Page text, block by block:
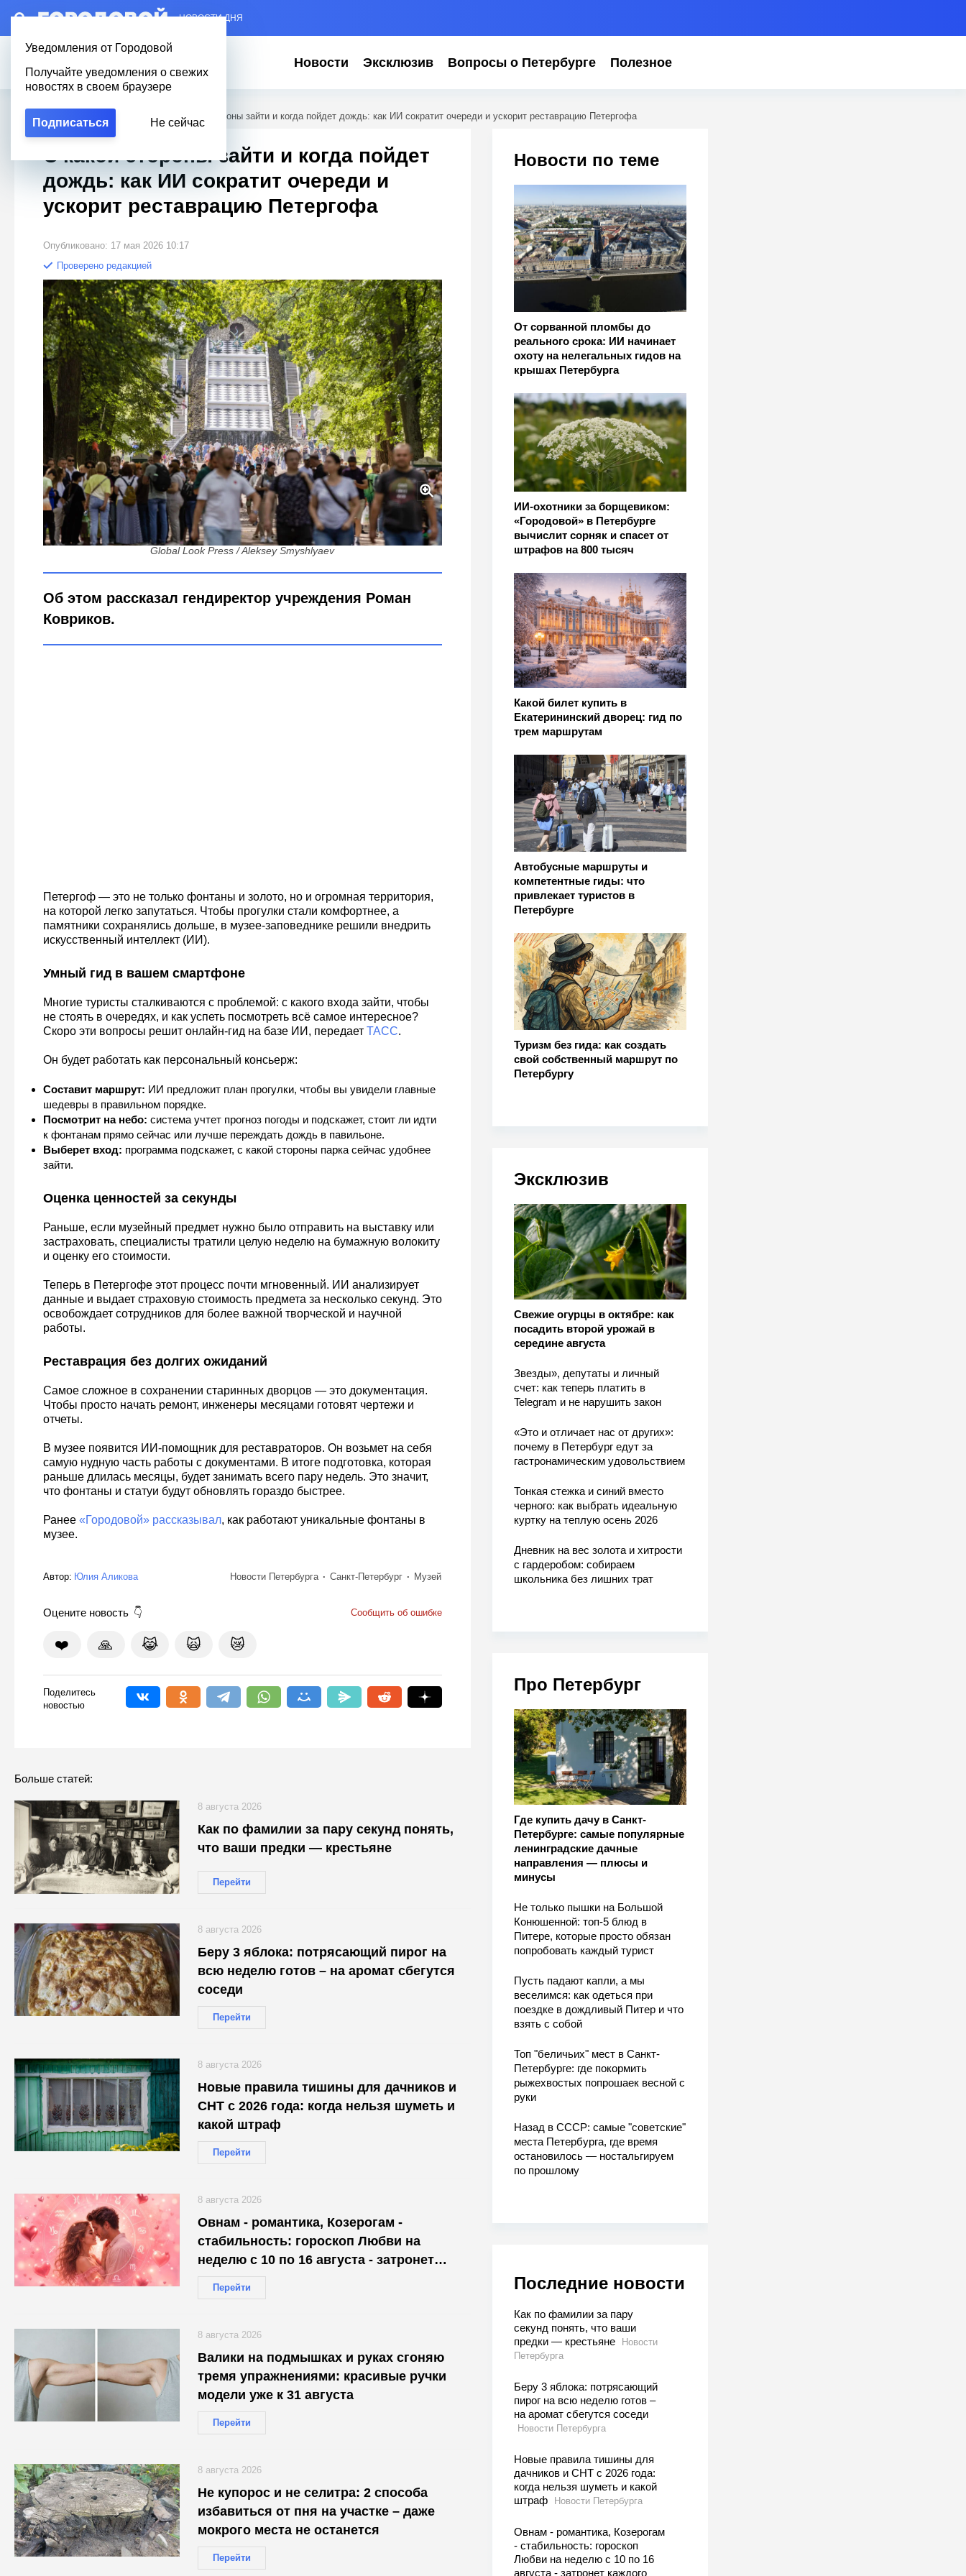
– НОВОСТИ ДНЯ
Уведомления от Городовой
Получайте уведомления о свежих
новостях в своем браузере
Подписаться Не сейчас
Новости Эксклюзив Вопросы о Петербурге Полезное
Городовой Новости Петербурга С какой стороны зайти и когда пойдет дождь: как ИИ сократит очереди и ускорит реставрацию Петергофа
Новости по теме
От сорванной пломбы до
реального срока: ИИ начинает
охоту на нелегальных гидов на
крышах Петербурга
ИИ-охотники за борщевиком:
«Городовой» в Петербурге
вычислит сорняк и спасет от
штрафов на 800 тысяч
Какой билет купить в
Екатерининский дворец: гид по
трем маршрутам
Автобусные маршруты и
компетентные гиды: что
привлекает туристов в
Петербурге
Туризм без гида: как создать
свой собственный маршрут по
Петербургу
Эксклюзив
Свежие огурцы в октябре: как
посадить второй урожай в
середине августа
Звезды», депутаты и личный
счет: как теперь платить в
Telegram и не нарушить закон
«Это и отличает нас от других»:
почему в Петербург едут за
гастронамическим удовольствием
Тонкая стежка и синий вместо
черного: как выбрать идеальную
куртку на теплую осень 2026
Дневник на вес золота и хитрости
с гардеробом: собираем
школьника без лишних трат
Про Петербург
Где купить дачу в Санкт-
Петербурге: самые популярные
ленинградские дачные
направления — плюсы и
минусы
Не только пышки на Большой
Конюшенной: топ-5 блюд в
Питере, которые просто обязан
попробовать каждый турист
Пусть падают капли, а мы
веселимся: как одеться при
поездке в дождливый Питер и что
взять с собой
Топ "беличьих" мест в Санкт-
Петербурге: где покормить
рыжехвостых попрошаек весной с
руки
Назад в СССР: самые "советские"
места Петербурга, где время
остановилось — ностальгируем
по прошлому
Последние новости
Как по фамилии за пару
секунд понять, что ваши
предки — крестьяне
Новости
Петербурга
Беру 3 яблока: потрясающий
пирог на всю неделю готов –
на аромат сбегутся соседи
Новости Петербурга
Новые правила тишины для
дачников и СНТ с 2026 года:
когда нельзя шуметь и какой
штраф
Новости Петербурга
Овнам - романтика, Козерогам
- стабильность: гороскоп
Любви на неделю с 10 по 16
августа - затронет каждого
С какой стороны зайти и когда пойдет
дождь: как ИИ сократит очереди и
ускорит реставрацию Петергофа
Опубликовано: 17 мая 2026 10:17
Проверено редакцией
С какой стороны зайти и когда пойдет дождь: как ИИ сократит очереди и
ускорит реставрацию Петергофа
Global Look Press / Aleksey Smyshlyaev
Об этом рассказал гендиректор учреждения Роман
Ковриков.
Петергоф — это не только фонтаны и золото, но и огромная территория,
на которой легко запутаться. Чтобы прогулки стали комфортнее, а
памятники сохранялись дольше, в музее-заповеднике решили внедрить
искусственный интеллект (ИИ).
Умный гид в вашем смартфоне
Многие туристы сталкиваются с проблемой: с какого входа зайти, чтобы
не стоять в очередях, и как успеть посмотреть всё самое интересное?
Скоро эти вопросы решит онлайн-гид на базе ИИ, передает ТАСС.
Он будет работать как персональный консьерж:
Составит маршрут: ИИ предложит план прогулки, чтобы вы увидели главные
шедевры в правильном порядке.
Посмотрит на небо: система учтет прогноз погоды и подскажет, стоит ли идти
к фонтанам прямо сейчас или лучше переждать дождь в павильоне.
Выберет вход: программа подскажет, с какой стороны парка сейчас удобнее
зайти.
Оценка ценностей за секунды
Раньше, если музейный предмет нужно было отправить на выставку или
застраховать, специалисты тратили целую неделю на бумажную волокиту
и оценку его стоимости.
Теперь в Петергофе этот процесс почти мгновенный. ИИ анализирует
данные и выдает страховую стоимость предмета за несколько секунд. Это
освобождает сотрудников для более важной творческой и научной
работы.
Реставрация без долгих ожиданий
Самое сложное в сохранении старинных дворцов — это документация.
Чтобы просто начать ремонт, инженеры месяцами готовят чертежи и
отчеты.
В музее появится ИИ-помощник для реставраторов. Он возьмет на себя
самую нудную часть работы с документами. В итоге подготовка, которая
раньше длилась месяцы, будет занимать всего пару недель. Это значит,
что фонтаны и статуи будут обновлять гораздо быстрее.
Ранее «Городовой» рассказывал, как работают уникальные фонтаны в
музее.
Автор: Юлия Аликова Новости Петербурга Санкт-Петербург Музей
Оцените новость Сообщить об ошибке
❤️ 🙏 😹 🙀 😿
Поделитесь
новостью
Больше статей:
Как по фамилии за пару секунд понять,
что ваши предки — крестьяне
Перейти
8 августа 2026
Беру 3 яблока: потрясающий пирог на
всю неделю готов – на аромат сбегутся
соседи
Перейти
8 августа 2026
Новые правила тишины для дачников и
СНТ с 2026 года: когда нельзя шуметь и
какой штраф
Перейти
8 августа 2026
Овнам - романтика, Козерогам -
стабильность: гороскоп Любви на
неделю с 10 по 16 августа - затронет
Перейти
8 августа 2026
Валики на подмышках и руках сгоняю
тремя упражнениями: красивые ручки
модели уже к 31 августа
Перейти
8 августа 2026
Не купорос и не селитра: 2 способа
избавиться от пня на участке – даже
мокрого места не останется
Перейти
8 августа 2026